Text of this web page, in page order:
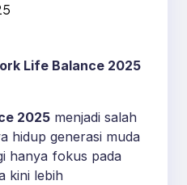
Kerja dan
Life Balance 2025
2025 menjadi salah
hidup generasi muda
hanya fokus pada
kini lebih